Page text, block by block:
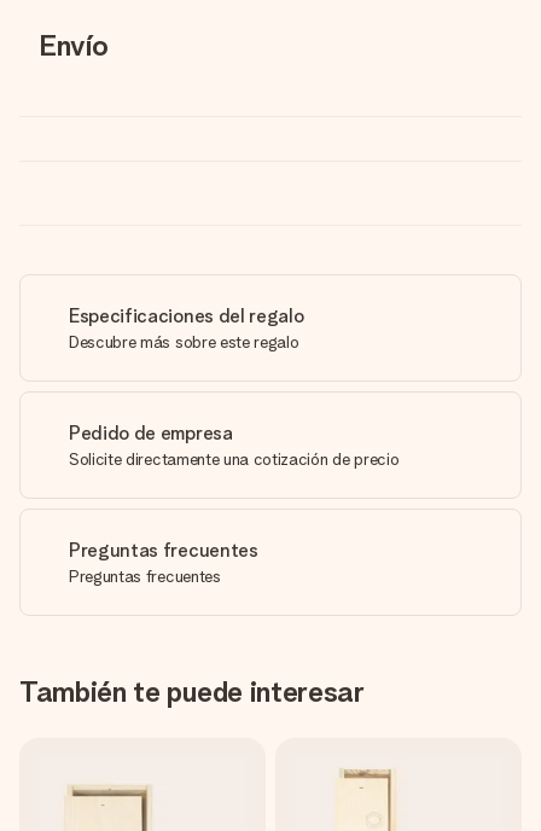
Envío
Especificaciones del regalo
Descubre más sobre este regalo
Pedido de empresa
Solicite directamente una cotización de precio
Preguntas frecuentes
Preguntas frecuentes
También te puede interesar